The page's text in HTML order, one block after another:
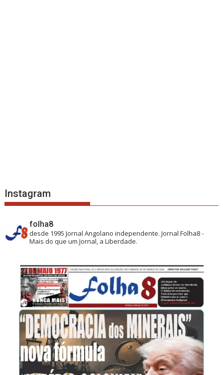
Instagram
folha8
desde 1995 Jornal Angolano independente.Jornal Folha8 -
Mais do que um Jornal, a Liberdade.